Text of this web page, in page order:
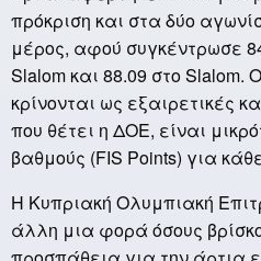
πρόκριση και στα δύο
μέρος, αφού συγκέντρωσε
Slalom και 88.09 στοSlalom.
κρίνονται ως εξαιρετικές
που θέτει η ΔΟΕ, είναι
βαθμούς (FIS Points) για
Η Κυπριακή Ολυμπιακή
άλλη μια φορά όσους